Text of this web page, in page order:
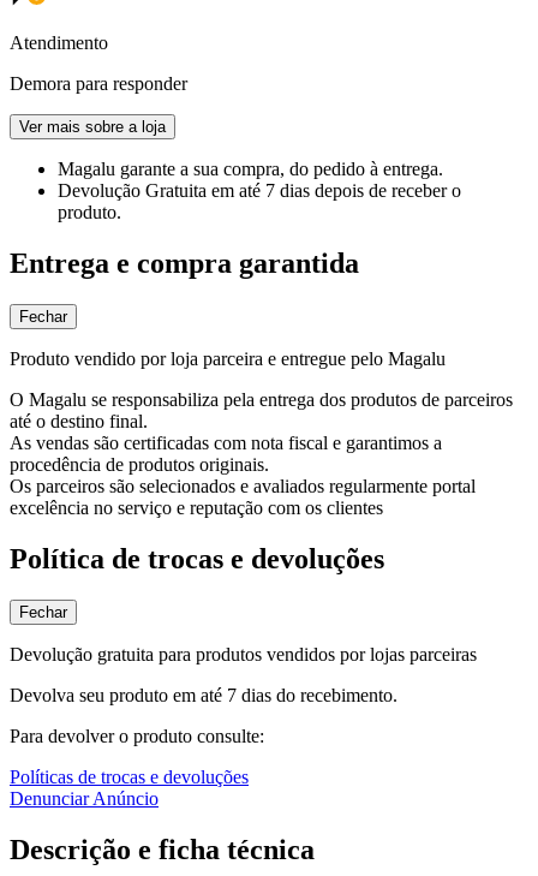
Atendimento
Demora para responder
Ver mais sobre a loja
Magalu garante a sua compra, do pedido à entrega.
Devolução Gratuita em até 7 dias depois de receber o
produto.
Entrega e compra garantida
Fechar
Produto vendido por loja parceira e entregue pelo Magalu
O Magalu se responsabiliza pela entrega dos produtos de parceiros
até o destino final.
As vendas são certificadas com nota fiscal e garantimos a
procedência de produtos originais.
Os parceiros são selecionados e avaliados regularmente portal
excelência no serviço e reputação com os clientes
Política de trocas e devoluções
Fechar
Devolução gratuita para produtos vendidos por lojas parceiras
Devolva seu produto em até 7 dias do recebimento.
Para devolver o produto consulte:
Políticas de trocas e devoluções
Denunciar Anúncio
Descrição e ficha técnica